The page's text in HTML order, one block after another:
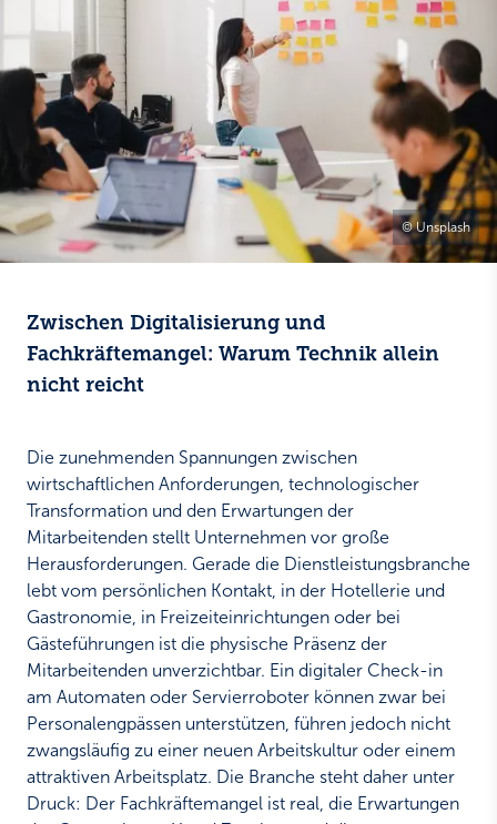
© Unsplash
Zwischen Digitalisierung und
Fachkräftemangel: Warum Technik allein
nicht reicht
Die zunehmenden Spannungen zwischen
wirtschaftlichen Anforderungen, technologischer
Transformation und den Erwartungen der
Mitarbeitenden stellt Unternehmen vor große
Herausforderungen. Gerade die Dienstleistungsbranche
lebt vom persönlichen Kontakt, in der Hotellerie und
Gastronomie, in Freizeiteinrichtungen oder bei
Gästeführungen ist die physische Präsenz der
Mitarbeitenden unverzichtbar. Ein digitaler Check-in
am Automaten oder Servierroboter können zwar bei
Personalengpässen unterstützen, führen jedoch nicht
zwangsläufig zu einer neuen Arbeitskultur oder einem
attraktiven Arbeitsplatz. Die Branche steht daher unter
Druck: Der Fachkräftemangel ist real, die Erwartungen